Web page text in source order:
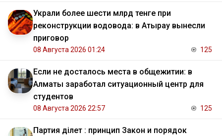
Украли более шести млрд тенге при
реконструкции водовода: в Атырау вынесли
приговор
08 Августа 2026 01:24 125
Если не досталось места в общежитии: в
Алматы заработал ситуационный центр для
студентов
08 Августа 2026 22:57 125
Партия Әділет : принцип Закон и порядок